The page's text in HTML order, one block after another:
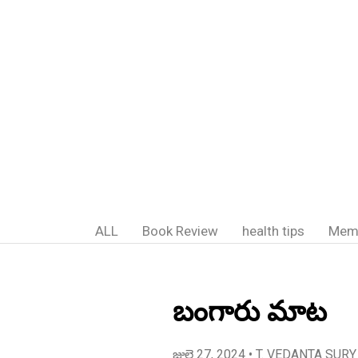
ALL Book Review health tips
బంగారు మాట
జులై 27, 2024 • T. VEDANTA SURY